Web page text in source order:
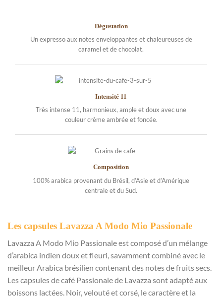
Dégustation
Un expresso aux notes enveloppantes et chaleureuses de
caramel et de chocolat.
Intensité 11
Très intense 11, harmonieux, ample et doux avec une
couleur crème ambrée et foncée.
Composition
100% arabica provenant du Brésil, d’Asie et d’Amérique
centrale et du Sud.
Les capsules Lavazza A Modo Mio Passionale
Lavazza A Modo Mio Passionale est composé d’un mélange
d’arabica indien doux et fleuri, savamment combiné avec le
meilleur Arabica brésilien contenant des notes de fruits secs.
Les capsules de café Passionale de Lavazza sont adapté aux
boissons lactées. Noir, velouté et corsé, le caractère et la